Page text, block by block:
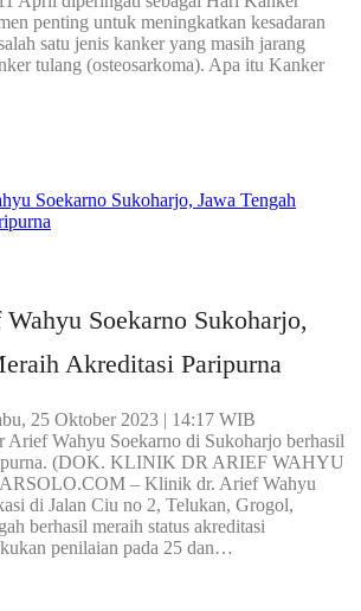
penting untuk meningkatkan kesadaran
satu jenis kanker yang masih jarang
tulang (osteosarkoma). Apa itu Kanker
Soekarno Sukoharjo,
Akreditasi Paripurna
25 Oktober 2023 | 14:17 WIB
Wahyu Soekarno di Sukoharjo berhasil
(DOK. KLINIK DR ARIEF WAHYU
– Klinik dr. Arief Wahyu
di Jalan Ciu no 2, Telukan, Grogol,
berhasil meraih status akreditasi
penilaian pada 25 dan…